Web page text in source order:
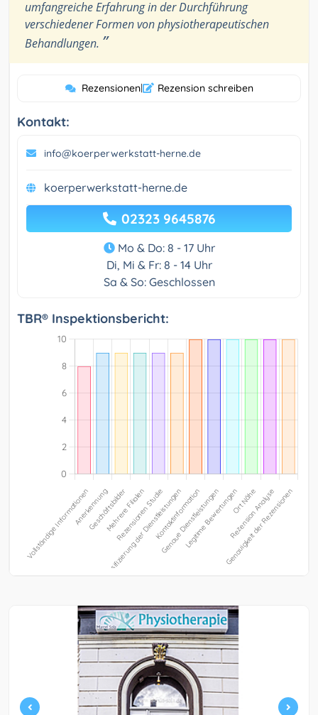
umfangreiche Erfahrung in der Durchführung
verschiedener Formen von physiotherapeutischen
Behandlungen. ”
Rezensionen| Rezension schreiben
Kontakt:
info@koerperwerkstatt-herne.de
koerperwerkstatt-herne.de
02323 9645876
Mo & Do: 8 - 17 Uhr
Di, Mi & Fr: 8 - 14 Uhr
Sa & So: Geschlossen
TBR® Inspektionsbericht: